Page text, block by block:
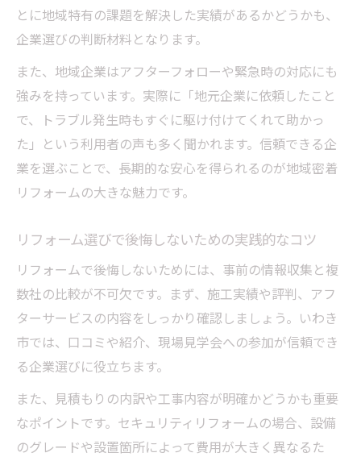
信頼できるリフォーム選びで安全を手に入れる
信頼できるリフォーム業者の選び方とは
安心を重視したリフォーム会社の見極め方
リフォームで安全性を確保するための注意
適切なリフォーム選びがもたらす安心感
業者比較で分かるリフォームの信頼性とは
とに地域特有の課題を解決した実績があるかどうかも、
企業選びの判断材料となります。
また、地域企業はアフターフォローや緊急時の対応にも
強みを持っています。実際に「地元企業に依頼したこと
で、トラブル発生時もすぐに駆け付けてくれて助かっ
た」という利用者の声も多く聞かれます。信頼できる企
業を選ぶことで、長期的な安心を得られるのが地域密着
リフォームの大きな魅力です。
リフォーム選びで後悔しないための実践的なコツ
リフォームで後悔しないためには、事前の情報収集と複
数社の比較が不可欠です。まず、施工実績や評判、アフ
ターサービスの内容をしっかり確認しましょう。いわき
市では、口コミや紹介、現場見学会への参加が信頼でき
る企業選びに役立ちます。
また、見積もりの内訳や工事内容が明確かどうかも重要
なポイントです。セキュリティリフォームの場合、設備
のグレードや設置箇所によって費用が大きく異なるた